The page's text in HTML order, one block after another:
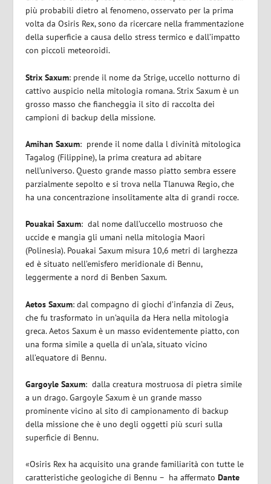
più probabili dietro al fenomeno, osservato per la prima
volta da Osiris Rex, sono da ricercare nella frammentazione
della superficie a causa dello stress termico e dall’impatto
con piccoli meteoroidi.
Strix Saxum: prende il nome da Strige, uccello notturno di
cattivo auspicio nella mitologia romana. Strix Saxum è un
grosso masso che fiancheggia il sito di raccolta dei
campioni di backup della missione.
Amihan Saxum: prende il nome dalla l divinità mitologica
Tagalog (Filippine), la prima creatura ad abitare
nell’universo. Questo grande masso piatto sembra essere
parzialmente sepolto e si trova nella Tlanuwa Regio, che
ha una concentrazione insolitamente alta di grandi rocce.
Pouakai Saxum: dal nome dall’uccello mostruoso che
uccide e mangia gli umani nella mitologia Maori
(Polinesia). Pouakai Saxum misura 10,6 metri di larghezza
ed è situato nell’emisfero meridionale di Bennu,
leggermente a nord di Benben Saxum.
Aetos Saxum: dal compagno di giochi d’infanzia di Zeus,
che fu trasformato in un’aquila da Hera nella mitologia
greca. Aetos Saxum è un masso evidentemente piatto, con
una forma simile a quella di un’ala, situato vicino
all’equatore di Bennu.
Gargoyle Saxum: dalla creatura mostruosa di pietra simile
a un drago. Gargoyle Saxum è un grande masso
prominente vicino al sito di campionamento di backup
della missione che è uno degli oggetti più scuri sulla
superficie di Bennu.
«Osiris Rex ha acquisito una grande familiarità con tutte le
caratteristiche geologiche di Bennu – ha affermatoDante